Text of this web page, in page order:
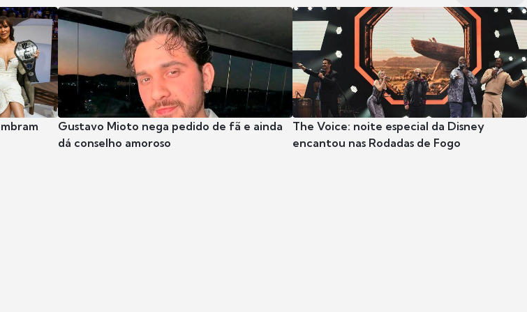
Gustavo Mioto nega pedido de fã e ainda
dá conselho amoroso
The Voice: noite especial da Disney
encantou nas Rodadas de Fogo